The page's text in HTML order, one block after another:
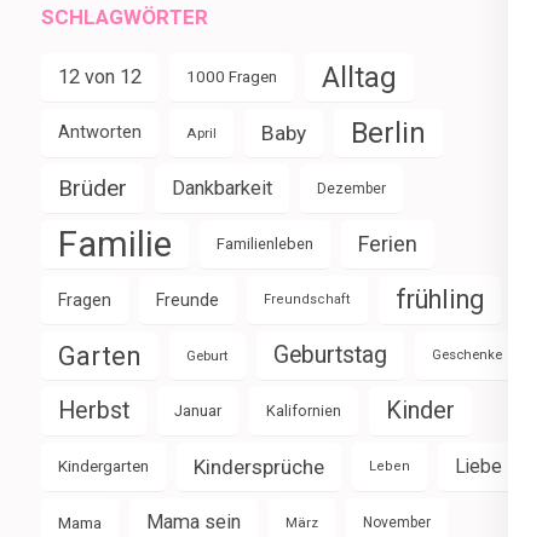
SCHLAGWÖRTER
12 von 12 1000 Fragen Alltag
Antworten April Baby Berlin
Brüder Dankbarkeit Dezember
Familie Familienleben Ferien
Fragen Freunde Freundschaft frühling
Garten Geburt Geburtstag Geschenke
Herbst Januar Kalifornien Kinder
Kindergarten Kindersprüche Leben Liebe
Mama Mama sein März November